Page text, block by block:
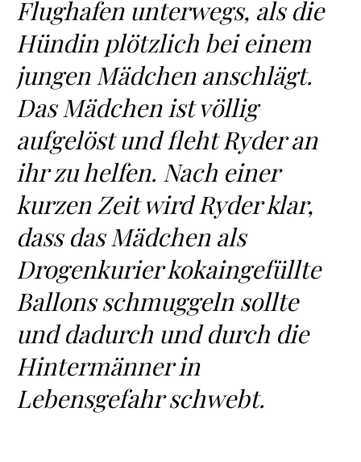
Flughafen unterwegs, als die
Hündin plötzlich bei einem
jungen Mädchen anschlägt.
Das Mädchen ist völlig
aufgelöst und fleht Ryder an
ihr zu helfen. Nach einer
kurzen Zeit wird Ryder klar,
dass das Mädchen als
Drogenkurier kokaingefüllte
Ballons schmuggeln sollte
und dadurch und durch die
Hintermänner in
Lebensgefahr schwebt.